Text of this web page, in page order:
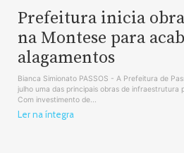
Prefeitura inicia
na Montese para
alagamentos
Bianca Simionato PASSOS - A Prefeitura de
julho uma das principais obras de infraestrutura
Com investimento de...
Ler na íntegra